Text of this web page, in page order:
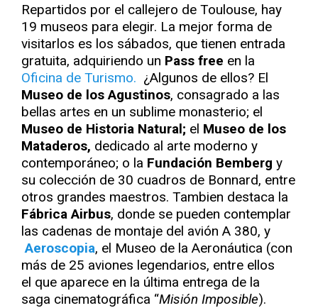
Repartidos por el callejero de Toulouse, hay
19 museos para elegir. La mejor forma de
visitarlos es los sábados, que tienen entrada
gratuita, adquiriendo un Pass free en la
Oficina de Turismo. ¿Algunos de ellos? El
Museo de los Agustinos, consagrado a las
bellas artes en un sublime monasterio; el
Museo de Historia Natural; el Museo de los
Mataderos, dedicado al arte moderno y
contemporáneo; o la Fundación Bemberg y
su colección de 30 cuadros de Bonnard, entre
otros grandes maestros. Tambien destaca la
Fábrica Airbus, donde se pueden contemplar
las cadenas de montaje del avión A 380, y
Aeroscopia, el Museo de la Aeronáutica (con
más de 25 aviones legendarios, entre ellos
el que aparece en la última entrega de la
saga cinematográfica “Misión Imposible).